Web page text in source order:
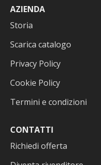
AZIENDA
Storia
Scarica catalogo
Privacy Policy
Cookie Policy
Termini e condizioni
CONTATTI
Richiedi offerta